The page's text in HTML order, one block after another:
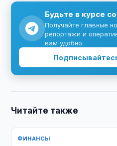
Будьте в курсе
Получайте главные
репортажи и
вам удобно.
Читайте также
ФИНАНСЫ